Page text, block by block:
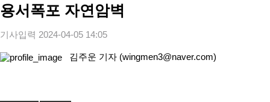
용서폭포 자연암벽
기사입력 2024-04-05 14:05
김주운 기자 (wingmen3@naver.com)